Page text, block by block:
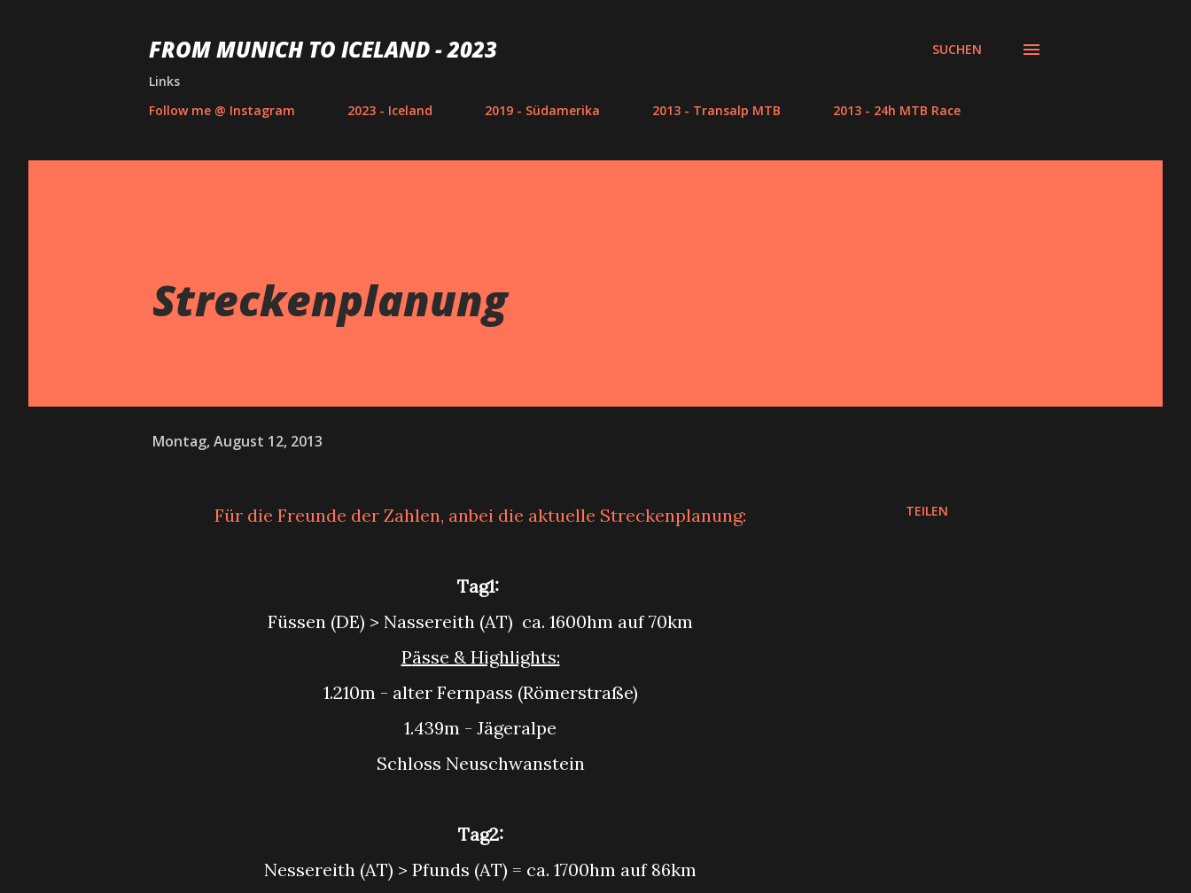
FROM MUNICH TO ICELAND - 2023
SUCHEN
Links
Follow me @ Instagram
2023 - Iceland 2019 - Südamerika 2013 - Transalp MTB 2013 - 24h MTB Race
Streckenplanung
Montag, August 12, 2013
Für die Freunde der Zahlen, anbei die aktuelle Streckenplanung:
Tag1:
Füssen (DE) > Nassereith (AT) ca. 1600hm auf 70km
Pässe & Highlights:
1.210m - alter Fernpass (Römerstraße)
1.439m - Jägeralpe
Schloss Neuschwanstein
Tag2:
Nessereith (AT) > Pfunds (AT) = ca. 1700hm auf 86km
TEILEN